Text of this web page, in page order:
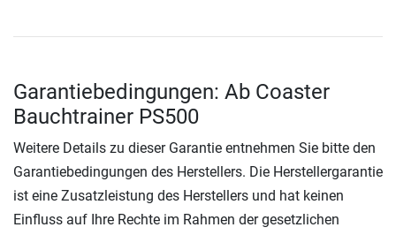
Garantiebedingungen: Ab Coaster
Bauchtrainer PS500
Weitere Details zu dieser Garantie entnehmen Sie bitte den
Garantiebedingungen des Herstellers. Die Herstellergarantie
ist eine Zusatzleistung des Herstellers und hat keinen
Einfluss auf Ihre Rechte im Rahmen der gesetzlichen